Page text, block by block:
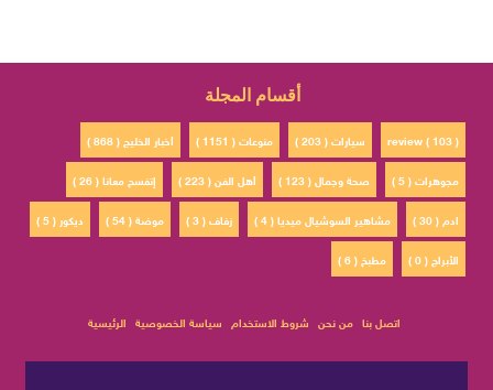
أقسام المجلة
أخبار الخليج ( 868 ) منوعات ( 1151 ) سيارات ( 203 )
review ( 103 )
إتفسح معانا ( 26 )
أهل الفن ( 223 ) صحة وجمال ( 123 )
مجوهرات ( 5 )
ديكور ( 5 )
موضة ( 54 ) زفاف ( 3 ) مشاهير السوشيال ميديا ( 4 )
ادم ( 30 )
مطبخ ( 6 )
الأبراج ( 0 )
الرئيسية سياسة الخصوصية شروط الاستخدام من نحن اتصل بنا